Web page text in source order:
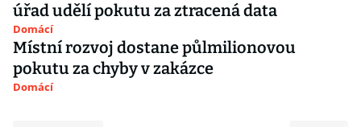
úřad udělí pokutu za ztracená data
Domácí
Místní rozvoj dostane půlmilionovou
pokutu za chyby v zakázce
Domácí